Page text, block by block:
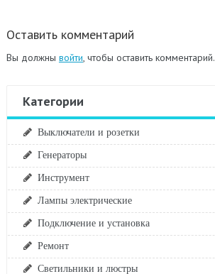
Оставить комментарий
Вы должны войти , чтобы оставить комментарий.
Категории
Выключатели и розетки
Генераторы
Инструмент
Лампы электрические
Подключение и установка
Ремонт
Светильники и люстры